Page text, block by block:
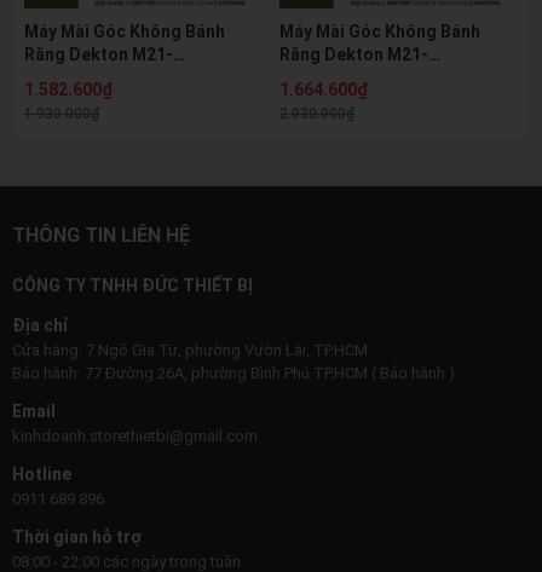
Máy Mài Góc Không Bánh
Răng Dekton M21-
Gen 4 Đầu Dài 14cm Điều
Chỉnh 5 Tốc Độ
1.582.600₫
1.930.000₫
Máy Mài Góc Không Bánh
Răng Dekton M21-
Gen 4 Điều Chỉnh 5 Tốc Độ
100mm
1.664.600₫
2.030.000₫
THÔNG TIN LIÊN HỆ
CÔNG TY TNHH ĐỨC THIẾT BỊ
Địa chỉ
Cửa hàng: 7 Ngô Gia Tự, phường Vườn Lài, TP.HCM
Bảo hành: 77 Đường 26A, phường Bình Phú TP.HCM ( Bảo hành )
Email
kinhdoanh.storethietbi@gmail.com
Hotline
0911 689 896
Thời gian hỗ trợ
08:00 - 22:00 các ngày trong tuần